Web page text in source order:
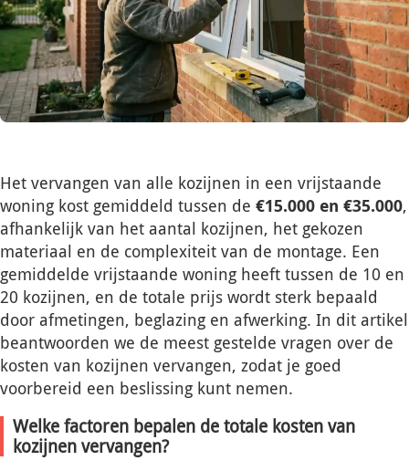
Het vervangen van alle kozijnen in een vrijstaande
woning kost gemiddeld tussen de €15.000 en €35.000,
afhankelijk van het aantal kozijnen, het gekozen
materiaal en de complexiteit van de montage. Een
gemiddelde vrijstaande woning heeft tussen de 10 en
20 kozijnen, en de totale prijs wordt sterk bepaald
door afmetingen, beglazing en afwerking. In dit artikel
beantwoorden we de meest gestelde vragen over de
kosten van kozijnen vervangen, zodat je goed
voorbereid een beslissing kunt nemen.
Welke factoren bepalen de totale kosten van
kozijnen vervangen?